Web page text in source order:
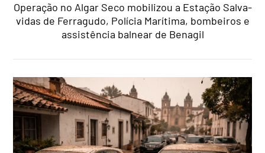
Operação no Algar Seco mobilizou a Estação Salva-
vidas de Ferragudo, Polícia Marítima, bombeiros e
assistência balnear de Benagil